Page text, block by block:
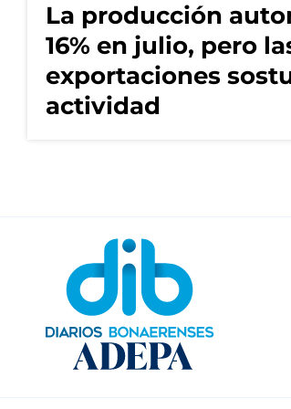
La producción
16% en julio, pero
exportaciones
actividad